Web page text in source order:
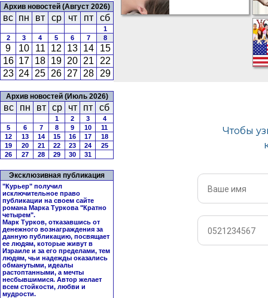
Архив новостей (Август 2026)
вс пн вт ср чт пт сб
1
2
3 4 5 6 7 8
9 10 11 12 13 14
15
16 17 18 19 20 21
22
23 24 25 26 27 28 29
Архив новостей (Июль 2026)
вс пн вт ср чт пт сб
1 2 3
4
5
6 7 8 9 10
11
12
13 14 15 16 17
18
19
20 21 22 23 24
25
26
27 28 29 30 31
Эксклюзивная публикация
"Курьер" получил
исключительное право
публикации на своем сайте
романа Марка Туркова "Кратно
четырем".
Марк Турков, отказавшись от
денежного вознаграждения за
данную публикацию, посвящает
ее людям, которые живут в
Израиле и за его пределами, тем
людям, чьи надежды оказались
обманутыми, идеалы
растоптанными, а мечты
несбывшимися. Автор желает
всем стойкости, любви и
мудрости.